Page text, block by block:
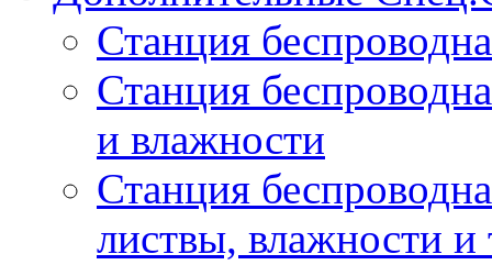
Станция
Станция
и влажности
Станция
листвы, влажности